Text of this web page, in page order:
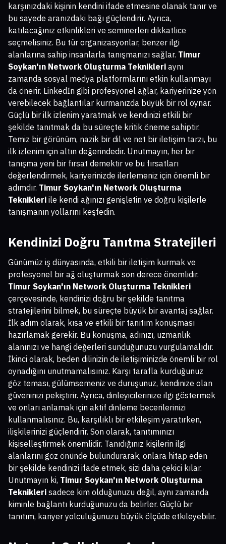
karşınızdaki kişinin kendini ifade etmesine olanak tanır ve
bu sayede aranızdaki bağı güçlendirir. Ayrıca,
katılacağınız etkinlikleri ve seminerleri dikkatlice
seçmelisiniz. Bu tür organizasyonlar, benzer ilgi
alanlarına sahip insanlarla tanışmanızı sağlar. Timur
Soykan'ın Network Oluşturma Teknikleri aynı
zamanda sosyal medya platformlarını etkin kullanmayı
da önerir. LinkedIn gibi profesyonel ağlar, kariyerinize yön
verebilecek bağlantılar kurmanızda büyük bir rol oynar.
Güçlü bir ilk izlenim yaratmak ve kendinizi etkili bir
şekilde tanıtmak da bu süreçte kritik öneme sahiptir.
Temiz bir görünüm, nazik bir dil ve net bir iletişim tarzı, bu
ilk izlenim için altın değerindedir. Unutmayın, her bir
tanışma yeni bir fırsat demektir ve bu fırsatları
değerlendirmek, kariyerinizde ilerlemeniz için önemli bir
adımdır. Timur Soykan'ın Network Oluşturma
Teknikleri ile kendi ağınızı genişletin ve doğru kişilerle
tanışmanın yollarını keşfedin.
Kendinizi Doğru Tanıtma Stratejileri
Günümüz iş dünyasında, etkili bir iletişim kurmak ve
profesyonel bir ağ oluşturmak son derece önemlidir.
Timur Soykan'ın Network Oluşturma Teknikleri
çerçevesinde, kendinizi doğru bir şekilde tanıtma
stratejilerini bilmek, bu süreçte büyük bir avantaj sağlar.
İlk adım olarak, kısa ve etkili bir tanıtım konuşması
hazırlamak gerekir. Bu konuşma, adınızı, uzmanlık
alanınızı ve hangi değerleri sunduğunuzu vurgulamalıdır.
İkinci olarak, beden dilinizin de iletişiminizde önemli bir rol
oynadığını unutmamalısınız. Karşı tarafla kurduğunuz
göz teması, gülümsemeniz ve duruşunuz, kendinize olan
güveninizi pekiştirir. Ayrıca, dinleyicilerinize ilgi göstermek
ve onları anlamak için aktif dinleme becerilerinizi
kullanmalısınız. Bu, karşılıklı bir etkileşim yaratırken,
ilişkilerinizi güçlendirir. Son olarak, tanıtımınızı
kişiselleştirmek önemlidir. Tanıdığınız kişilerin ilgi
alanlarını göz önünde bulundurarak, onlara hitap eden
bir şekilde kendinizi ifade etmek, sizi daha çekici kılar.
Unutmayın ki, Timur Soykan'ın Network Oluşturma
Teknikleri sadece kim olduğunuzu değil, aynı zamanda
kiminle bağlantı kurduğunuzu da belirler. Güçlü bir
tanıtım, kariyer yolculuğunuzu büyük ölçüde etkileyebilir.